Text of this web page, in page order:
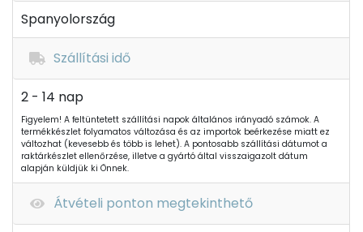
Spanyolország
Szállítási idő
2 - 14 nap
Figyelem! A feltüntetett szállítási napok általános irányadó számok. A
termékkészlet folyamatos változása és az importok beérkezése miatt ez
változhat (kevesebb és több is lehet). A pontosabb szállítási dátumot a
raktárkészlet ellenőrzése, illetve a gyártó által visszaigazolt dátum
alapján küldjük ki Önnek.
Átvételi ponton megtekinthető